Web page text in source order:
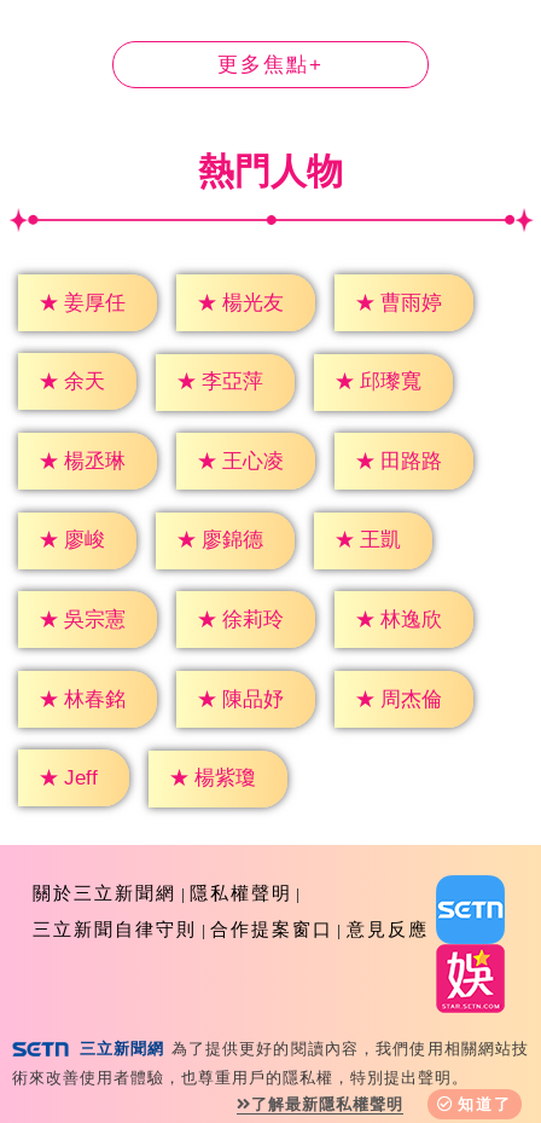
更多焦點+
熱門人物
★ 姜厚任 ★ 楊光友 ★ 曹雨婷
★ 余天 ★ 李亞萍 ★ 邱瓈寬
★ 楊丞琳 ★ 王心凌 ★ 田路路
★ 廖峻 ★ 廖錦德 ★ 王凱
★ 吳宗憲 ★ 徐莉玲 ★ 林逸欣
★ 林春銘 ★ 陳品妤 ★ 周杰倫
★ Jeff ★ 楊紫瓊
關於三立新聞網
隱私權聲明
三立新聞自律守則
合作提案窗口 意見反應
Copyright ©2026 Sanlih E-Television All Rights
Reserved 版權所有 盜用必究 台北市內湖區舊宗路一段159
號 02-8792-8888
三立新聞網 為了提供更好的閱讀內容，我們使用相關網站技
術來改善使用者體驗，也尊重用戶的隱私權，特別提出聲明。
了解最新隱私權聲明
知道了